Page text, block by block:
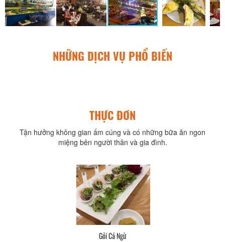
NHỮNG DỊCH VỤ PHỔ BIẾN
THỰC ĐƠN
Tận hưởng không gian ấm cúng và có những bữa ăn ngon
miệng bên người thân và gia đình.
Gỏi Cá Ngừ